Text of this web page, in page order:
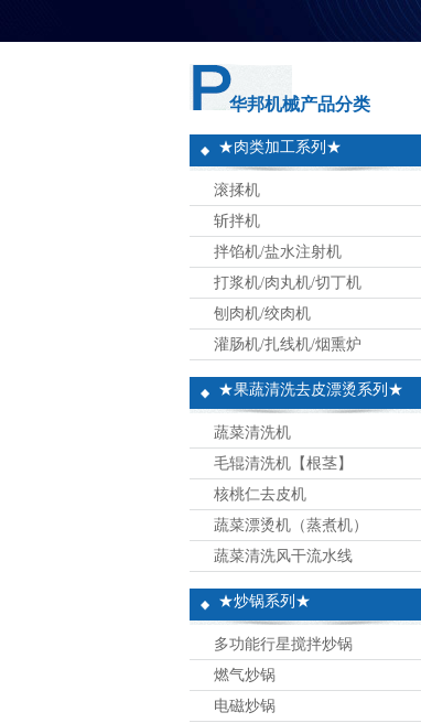
华邦机械产品分类
★肉类加工系列★
滚揉机
斩拌机
拌馅机/盐水注射机
打浆机/肉丸机/切丁机
刨肉机/绞肉机
灌肠机/扎线机/烟熏炉
★果蔬清洗去皮漂烫系列★
蔬菜清洗机
毛辊清洗机【根茎】
核桃仁去皮机
蔬菜漂烫机（蒸煮机）
蔬菜清洗风干流水线
★炒锅系列★
多功能行星搅拌炒锅
燃气炒锅
电磁炒锅